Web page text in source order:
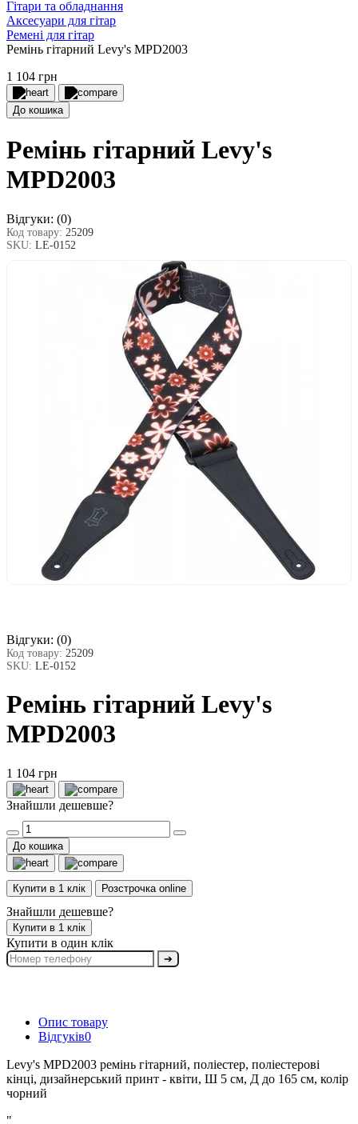
Гітари та обладнання
Аксесуари для гітар
Ремені для гітар
Ремінь гітарний Levy's MPD2003
1 104 грн
До кошика
Ремінь гітарний Levy's
MPD2003
Відгуки: (0)
Код товару: 25209
SKU: LE-0152
Відгуки: (0)
Код товару: 25209
SKU: LE-0152
Ремінь гітарний Levy's
MPD2003
1 104 грн
Знайшли дешевше?
До кошика
Купити в 1 клік Розстрочка online
Знайшли дешевше?
Купити в 1 клік
Купити в один клік
➔
Опис товару
Відгуків0
Levy's MPD2003 ремінь гітарний, поліестер, поліестерові
кінці, дизайнерський принт - квіти, Ш 5 см, Д до 165 см, колір
чорний
"